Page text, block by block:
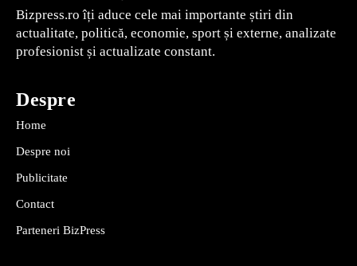
Bizpress.ro îți aduce cele mai importante știri din
actualitate, politică, economie, sport și externe, analizate
profesionist și actualizate constant.
Despre
Home
Despre noi
Publicitate
Contact
Parteneri BizPress